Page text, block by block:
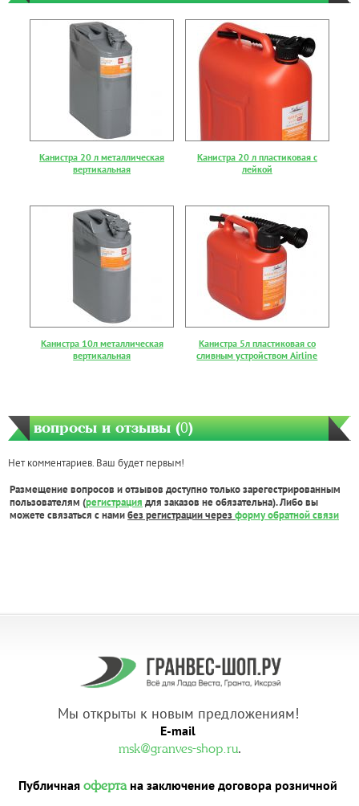
Канистра 20 л металлическая
вертикальная
Канистра 20 л пластиковая с
лейкой
Канистра 10л металлическая
вертикальная
Канистра 5л пластиковая со
сливным устройством Airline
вопросы и отзывы (0)
Нет комментариев. Ваш будет первым!
Размещение вопросов и отзывов доступно только зарегестрированным
пользователям (регистрация для заказов не обязательна). Либо вы
можете связаться с намибез регистрации через форму обратной связи
Мы открыты к новым предложениям!
E-mail
msk@granves-shop.ru.
Публичная офертана заключение договора розничной